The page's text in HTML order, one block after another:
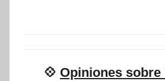
💠 Opiniones sobre